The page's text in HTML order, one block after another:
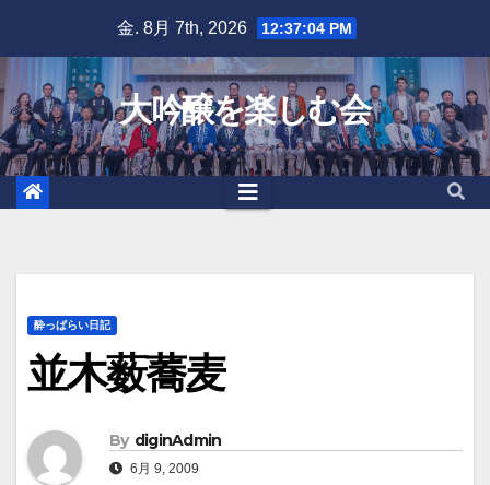
content
金. 8月 7th, 2026 12:37:05 PM
大吟醸を楽しむ会
酔っぱらい日記
並木薮蕎麦
By diginAdmin
6月 9, 2009